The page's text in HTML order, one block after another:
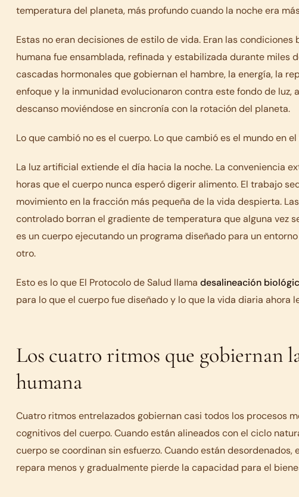
temperatura del planeta, más profundo cuando la noche era
Estas no eran decisiones de estilo de vida. Eran las condiciones
humana fue ensamblada, refinada y estabilizada durante miles
cascadas hormonales que gobiernan el hambre, la energía, la
enfoque y la inmunidad evolucionaron contra este fondo de luz,
descanso moviéndose en sincronía con la rotación del planeta.
Lo que cambió no es el cuerpo. Lo que cambió es el mundo en
La luz artificial extiende el día hacia la noche. La conveniencia
horas que el cuerpo nunca esperó digerir alimento. El trabajo
movimiento en la fracción más pequeña de la vida despierta.
controlado borran el gradiente de temperatura que alguna vez
es un cuerpo ejecutando un programa diseñado para un
otro.
Esto es lo que El Protocolo de Salud llama desalineación
para lo que el cuerpo fue diseñado y lo que la vida diaria ahora
Los cuatro ritmos que gobiernan
humana
Cuatro ritmos entrelazados gobiernan casi todos los procesos
cognitivos del cuerpo. Cuando están alineados con el ciclo
cuerpo se coordinan sin esfuerzo. Cuando están desordenados,
repara menos y gradualmente pierde la capacidad para el